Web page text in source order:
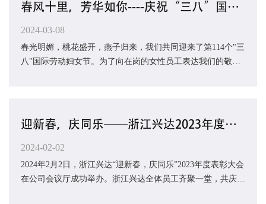
春风十里，芳华如你----庆祝“三八”国际劳动妇女节
2024-03-08
春光明媚，桃花盛开，燕子归来，我们共同迎来了第114个"三
八"国际劳动妇女节。为了向在岗的女性员工表达我们的敬
迎新春，庆同乐——浙江兴达2023年度年终总结大会暨新春晚会圆满举行
2024-02-02
2024年2月2日，浙江兴达“迎新春，庆同乐”2023年度表彰大会
在公司会议厅成功举办。浙江兴达全体员工齐聚一堂，共庆盛